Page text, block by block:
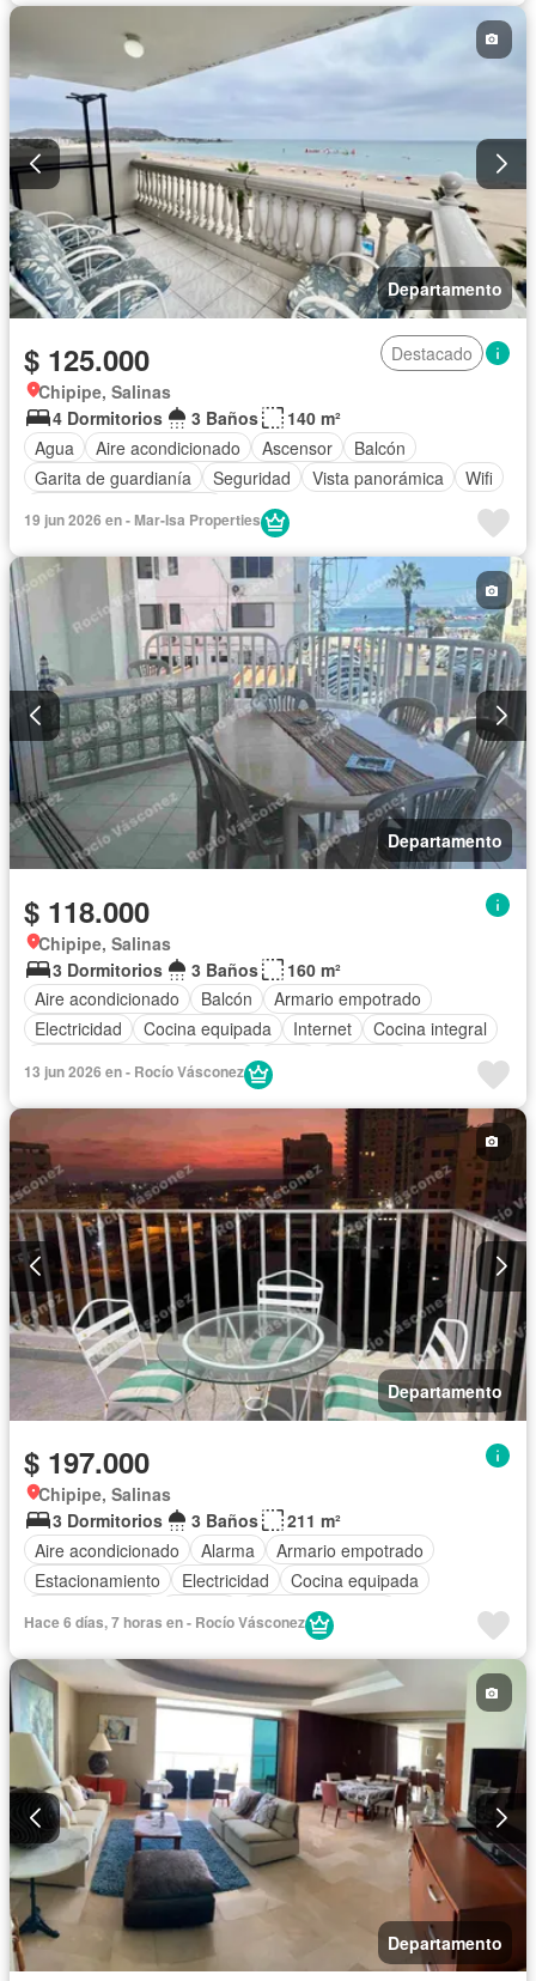
Completamente amoblado
Departamento
$ 125.000
Destacado
Chipipe, Salinas
4 Dormitorios
3 Baños
140 m²
Agua
Aire acondicionado Ascensor
Balcón
Garita de guardianía
Seguridad Vista panorámica
Wifi
19 jun 2026 en - Mar-Isa Properties
Departamento
$ 118.000
Chipipe, Salinas
3 Dormitorios
3 Baños
160 m²
Aire acondicionado
Balcón
Armario empotrado
Electricidad
Cocina equipada Internet
Cocina integral
Agua
Completamente amoblado
13 jun 2026 en - Rocío Vásconez
Departamento
$ 197.000
Chipipe, Salinas
3 Dormitorios
3 Baños
211 m²
Aire acondicionado
Alarma
Armario empotrado
Estacionamiento
Electricidad
Cocina equipada
Cuarto de servicio
Acceso para personas con discapacidad
Garita de guardianía
Ascensor Seguridad
Balcón
Completamente amoblado
Hace 6 días, 7 horas en - Rocío Vásconez
Departamento